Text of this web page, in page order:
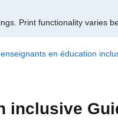
Print functionality varies
en éducation
inclusive